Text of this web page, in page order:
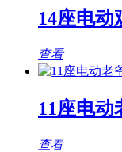
14座电动
查看
11座电动
查看